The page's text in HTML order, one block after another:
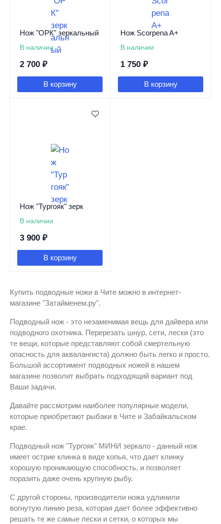
Нож "ОРК" зеркальный
В наличии
2 700 ₽
В корзину
Нож Scorpena A+
В наличии
1 750 ₽
В корзину
Нож "Тургояк" зерк
В наличии
3 900 ₽
В корзину
Купить подводные ножи в Чите можно в интернет-
магазине "Затайменем.ру".
Подводный нож - это незаменимая вещь для дайвера или
подводного охотника. Перерезать шнур, сети, лески (это
те вещи, которые представляют собой смертельную
опасность для аквалангиста) должно быть легко и просто.
Большой ассортимент подводных ножей в нашем
магазине позволит выбрать подходящий вариант под
Ваши задачи.
Давайте рассмотрим наиболее популярные модели,
которые приобретают рыбаки в Чите и Забайкальском
крае.
Подводный нож "Тургояк" МИНИ зеркало - данный нож
имеет острие клинка в виде копья, что дает клинку
хорошую проникающую способность, и позволяет
поразить даже очень крупную рыбу.
С другой стороны, производители ножа удлинили
вогнутую линию реза, которая дает более эффективно
решать те же самые лески и сетки, о которых мы